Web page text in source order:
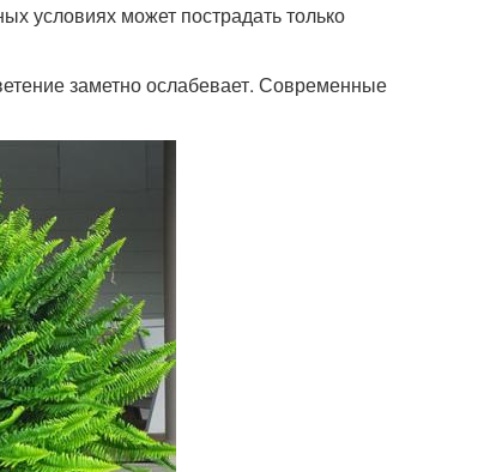
условиях может пострадать только
заметно ослабевает. Современные